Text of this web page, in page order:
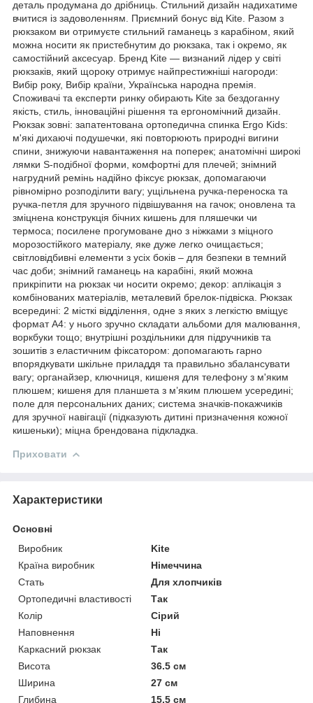
деталь продумана до дрібниць. Стильний дизайн надихатиме
вчитися із задоволенням. Приємний бонус від Kite. Разом з
рюкзаком ви отримуєте стильний гаманець з карабіном, який
можна носити як пристебнутим до рюкзака, так і окремо, як
самостійний аксесуар. Бренд Kite — визнаний лідер у світі
рюкзаків, який щороку отримує найпрестижніші нагороди:
Вибір року, Вибір країни, Українська народна премія.
Споживачі та експерти ринку обирають Kite за бездоганну
якість, стиль, інноваційні рішення та ергономічний дизайн.
Рюкзак зовні: запатентована ортопедична спинка Ergo Kids:
м'які дихаючі подушечки, які повторюють природні вигини
спини, знижуючи навантаження на поперек; анатомічні широкі
лямки S-подібної форми, комфортні для плечей; знімний
нагрудний ремінь надійно фіксує рюкзак, допомагаючи
рівномірно розподілити вагу; ущільнена ручка-переноска та
ручка-петля для зручного підвішування на гачок; оновлена та
зміцнена конструкція бічних кишень для пляшечки чи
термоса; посилене прогумоване дно з ніжками з міцного
морозостійкого матеріалу, яке дуже легко очищається;
світловідбивні елементи з усіх боків – для безпеки в темний
час доби; знімний гаманець на карабіні, який можна
прикріпити на рюкзак чи носити окремо; декор: аплікація з
комбінованих матеріалів, металевий брелок-підвіска. Рюкзак
всередині: 2 місткі відділення, одне з яких з легкістю вміщує
формат А4: у нього зручно складати альбоми для малювання,
воркбуки тощо; внутрішні роздільники для підручників та
зошитів з еластичним фіксатором: допомагають гарно
впорядкувати шкільне приладдя та правильно збалансувати
вагу; органайзер, ключниця, кишеня для телефону з м'яким
плюшем; кишеня для планшета з м’яким плюшем усередині;
поле для персональних даних; система значків-покажчиків
для зручної навігації (підказують дитині призначення кожної
кишеньки); міцна брендована підкладка.
Приховати
Характеристики
Основні
Виробник
Kite
Країна виробник
Німеччина
Стать
Для хлопчиків
Ортопедичні властивості
Так
Колір
Сірий
Наповнення
Ні
Каркасний рюкзак
Так
Висота
36.5 см
Ширина
27 см
Глибина
15.5 см